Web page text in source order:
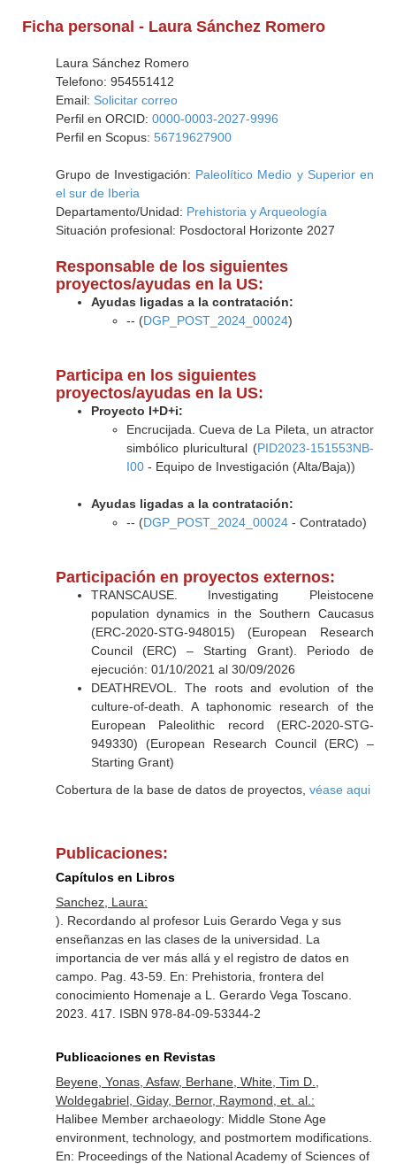
Ficha personal - Laura Sánchez Romero
Laura Sánchez Romero
Telefono: 954551412
Email: Solicitar correo
Perfil en ORCID: 0000-0003-2027-9996
Perfil en Scopus: 56719627900
Grupo de Investigación: Paleolítico Medio y Superior en
el sur de Iberia
Departamento/Unidad: Prehistoria y Arqueología
Situación profesional: Posdoctoral Horizonte 2027
Responsable de los siguientes
proyectos/ayudas en la US:
Ayudas ligadas a la contratación:
-- (DGP_POST_2024_00024)
Participa en los siguientes
proyectos/ayudas en la US:
Proyecto I+D+i:
Encrucijada. Cueva de La Pileta, un atractor
simbólico pluricultural (PID2023-151553NB-
I00- Equipo de Investigación (Alta/Baja))
Ayudas ligadas a la contratación:
-- (DGP_POST_2024_00024- Contratado)
Participación en proyectos externos:
TRANSCAUSE. Investigating Pleistocene
population dynamics in the Southern Caucasus
(ERC-2020-STG-948015) (European Research
Council (ERC) – Starting Grant). Periodo de
ejecución: 01/10/2021 al 30/09/2026
DEATHREVOL. The roots and evolution of the
culture-of-death. A taphonomic research of the
European Paleolithic record (ERC-2020-STG-
949330) (European Research Council (ERC) –
Starting Grant)
Cobertura de la base de datos de proyectos, véase aqui
Publicaciones:
Capítulos en Libros
Sanchez, Laura:
). Recordando al profesor Luis Gerardo Vega y sus
enseñanzas en las clases de la universidad. La
importancia de ver más allá y el registro de datos en
campo. Pag. 43-59. En: Prehistoria, frontera del
conocimiento Homenaje a L. Gerardo Vega Toscano.
2023. 417. ISBN 978-84-09-53344-2
Publicaciones en Revistas
Beyene, Yonas, Asfaw, Berhane, White, Tim D.,
Woldegabriel, Giday, Bernor, Raymond, et. al.:
Halibee Member archaeology: Middle Stone Age
environment, technology, and postmortem modifications.
En: Proceedings of the National Academy of Sciences of